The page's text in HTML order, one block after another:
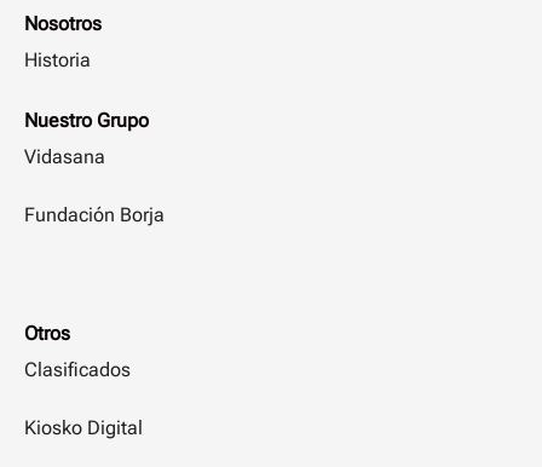
Nosotros
Historia
Nuestro Grupo
Vidasana
Fundación Borja
Otros
Clasificados
Kiosko Digital